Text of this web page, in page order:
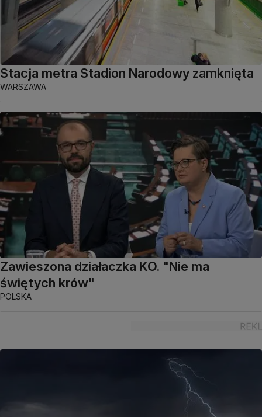
Stacja metra Stadion Narodowy zamknięta
WARSZAWA
Zawieszona działaczka KO. "Nie ma
świętych krów"
POLSKA